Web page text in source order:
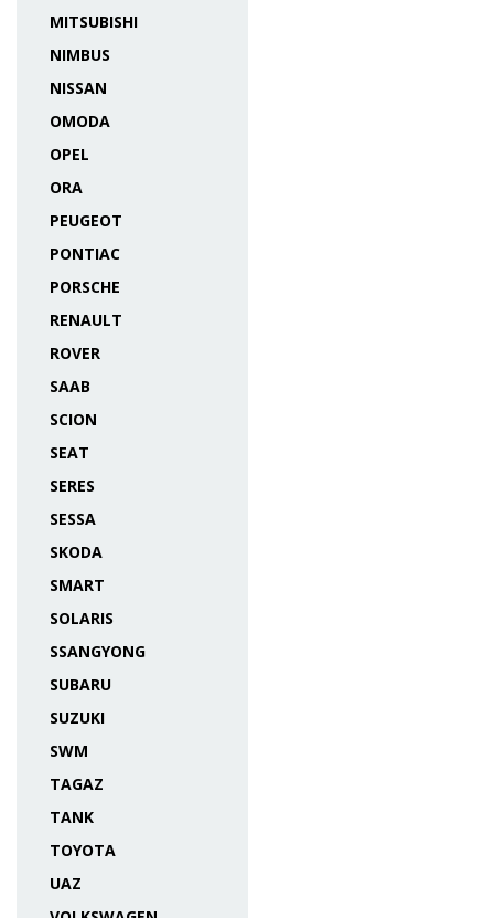
MITSUBISHI
NIMBUS
NISSAN
OMODA
OPEL
ORA
PEUGEOT
PONTIAC
PORSCHE
RENAULT
ROVER
SAAB
SCION
SEAT
SERES
SESSA
SKODA
SMART
SOLARIS
SSANGYONG
SUBARU
SUZUKI
SWM
TAGAZ
TANK
TOYOTA
UAZ